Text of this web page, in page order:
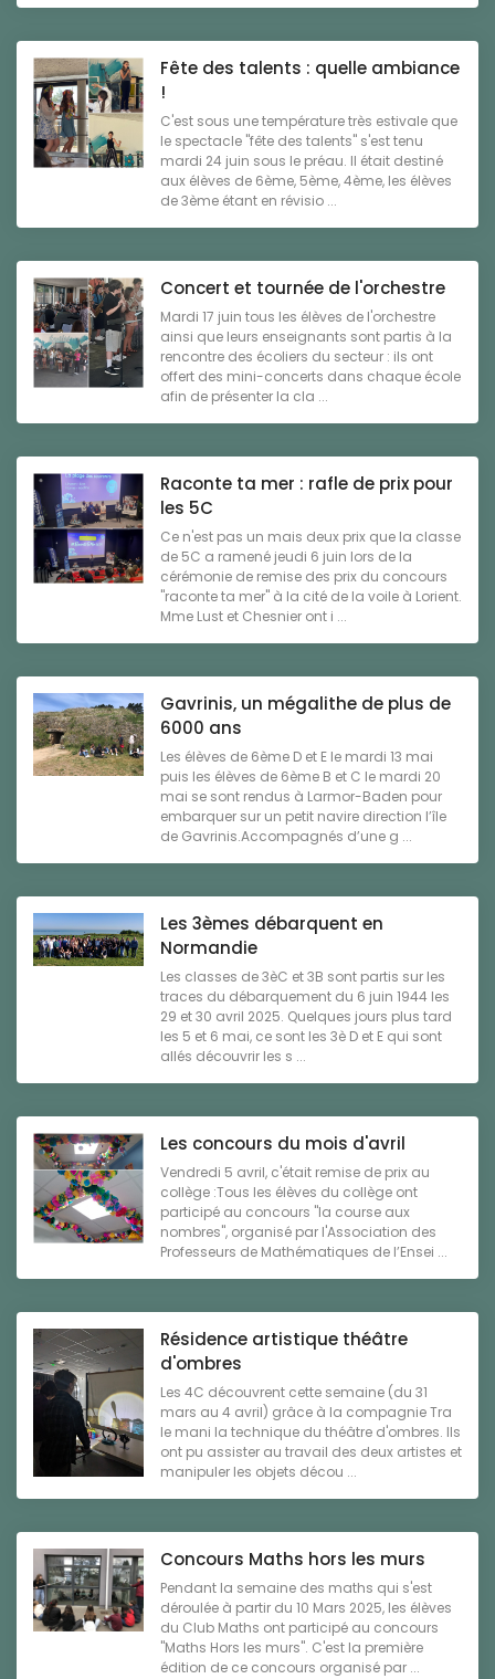
Fête des talents : quelle ambiance
!
C'est sous une température très estivale que
le spectacle "fête des talents" s'est tenu
mardi 24 juin sous le préau. Il était destiné
aux élèves de 6ème, 5ème, 4ème, les élèves
de 3ème étant en révisio ...
Concert et tournée de l'orchestre
Mardi 17 juin tous les élèves de l'orchestre
ainsi que leurs enseignants sont partis à la
rencontre des écoliers du secteur : ils ont
offert des mini-concerts dans chaque école
afin de présenter la cla ...
Raconte ta mer : rafle de prix pour
les 5C
Ce n'est pas un mais deux prix que la classe
de 5C a ramené jeudi 6 juin lors de la
cérémonie de remise des prix du concours
"raconte ta mer" à la cité de la voile à Lorient.
Mme Lust et Chesnier ont i ...
Gavrinis, un mégalithe de plus de
6000 ans
Les élèves de 6ème D et E le mardi 13 mai
puis les élèves de 6ème B et C le mardi 20
mai se sont rendus à Larmor-Baden pour
embarquer sur un petit navire direction l’île
de Gavrinis.Accompagnés d’une g ...
Les 3èmes débarquent en
Normandie
Les classes de 3èC et 3B sont partis sur les
traces du débarquement du 6 juin 1944 les
29 et 30 avril 2025. Quelques jours plus tard
les 5 et 6 mai, ce sont les 3è D et E qui sont
allés découvrir les s ...
Les concours du mois d'avril
Vendredi 5 avril, c'était remise de prix au
collège :Tous les élèves du collège ont
participé au concours "la course aux
nombres", organisé par l'Association des
Professeurs de Mathématiques de l’Ensei ...
Résidence artistique théâtre
d'ombres
Les 4C découvrent cette semaine (du 31
mars au 4 avril) grâce à la compagnie Tra
le mani la technique du théâtre d'ombres. Ils
ont pu assister au travail des deux artistes et
manipuler les objets décou ...
Concours Maths hors les murs
Pendant la semaine des maths qui s'est
déroulée à partir du 10 Mars 2025, les élèves
du Club Maths ont participé au concours
"Maths Hors les murs". C'est la première
édition de ce concours organisé par ...